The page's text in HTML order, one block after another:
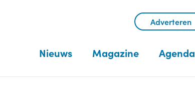
Adverteren
Nieuws Magazine Agenda